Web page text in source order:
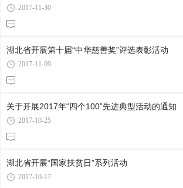
2017-11-30
湖北省开展第十届“中华慈善奖”评选表彰活动
2017-11-09
关于开展2017年“四个100”先进典型活动的通知
2017-10-25
湖北省开展“国家扶贫日”系列活动
2017-10-17